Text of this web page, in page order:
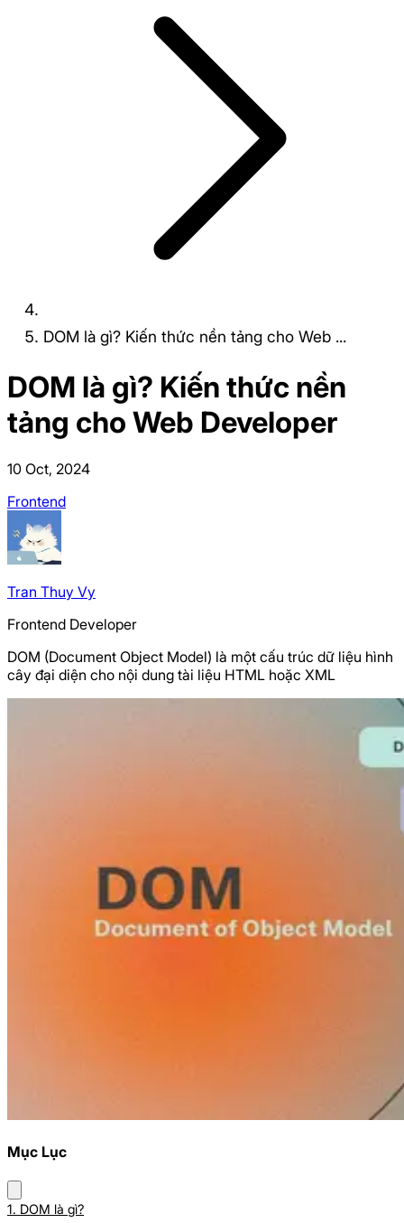
DOM là gì? Kiến thức nền tảng cho Web ...
DOM là gì? Kiến thức nền
tảng cho Web Developer
10 Oct, 2024
Frontend
Tran Thuy Vy
Frontend Developer
DOM (Document Object Model) là một cấu trúc dữ liệu hình
cây đại diện cho nội dung tài liệu HTML hoặc XML
Mục Lục
1. DOM là gì?